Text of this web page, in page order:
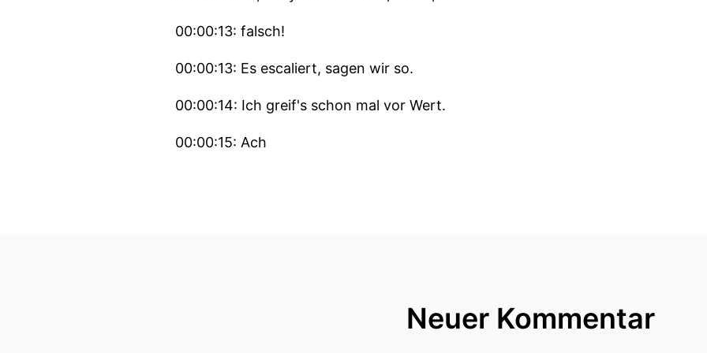
00:00:13: falsch!
00:00:13: Es escaliert, sagen wir so.
00:00:14: Ich greif's schon mal vor Wert.
00:00:15: Ach
00:00:24: Älterlich heißt Eltern, die erkennen, was Kinder brauchen und den
Neuer Kommentar